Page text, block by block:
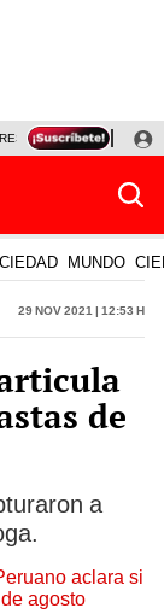
HOY
MUNDO
29 Nov 2021 | 12:53 h
de
a
aclara si
agosto